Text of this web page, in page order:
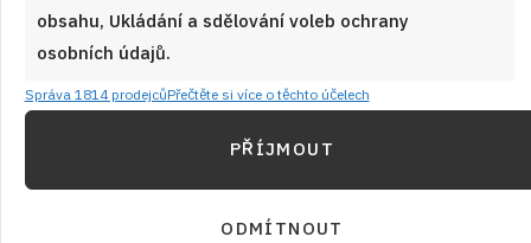
obsahu, Ukládání a sdělování voleb ochrany
osobních údajů.
Správa 1814 prodejcůPřečtěte si více o těchto účelech
PŘÍJMOUT
ODMÍTNOUT